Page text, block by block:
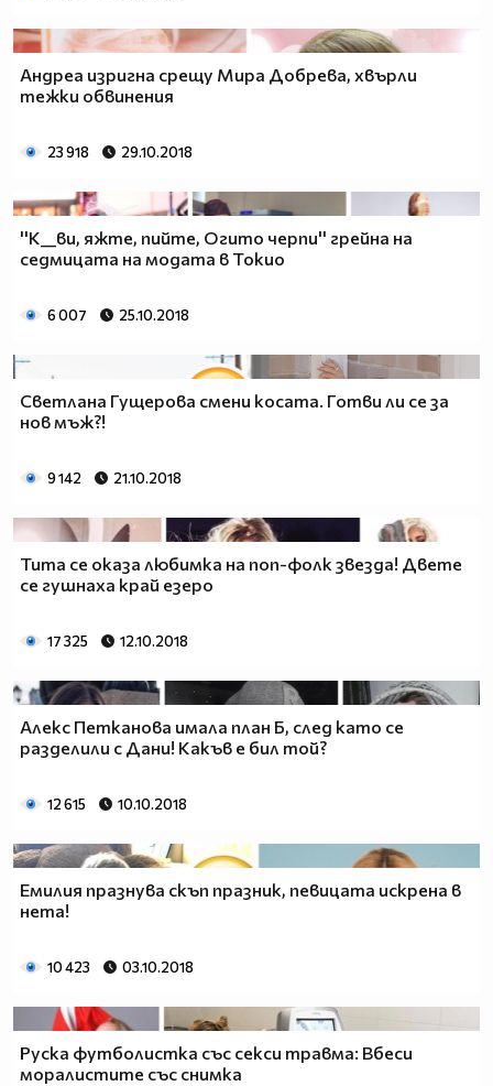
Андреа изригна срещу Мира Добрева, хвърли
тежки обвинения
23 918 29.10.2018
''К__ви, яжте, пийте, Огито черпи'' грейна на
седмицата на модата в Токио
6 007 25.10.2018
Светлана Гущерова смени косата. Готви ли се за
нов мъж?!
9 142 21.10.2018
Тита се оказа любимка на поп-фолк звезда! Двете
се гушнаха край езеро
17 325 12.10.2018
Алекс Петканова имала план Б, след като се
разделили с Дани! Какъв е бил той?
12 615 10.10.2018
Емилия празнува скъп празник, певицата искрена в
нета!
10 423 03.10.2018
Руска футболистка със секси травма: Вбеси
моралистите със снимка